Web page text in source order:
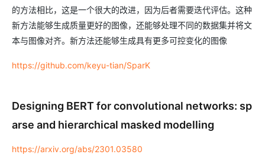
的方法相比，这是一个很大的改进，因为后者需要迭代评估。这种
新方法能够生成质量更好的图像，还能够处理不同的数据集并将文
本与图像对齐。新方法还能够生成具有更多可控变化的图像
https://github.com/keyu-tian/SparK
Designing BERT for convolutional networks: sp
arse and hierarchical masked modelling
https://arxiv.org/abs/2301.03580